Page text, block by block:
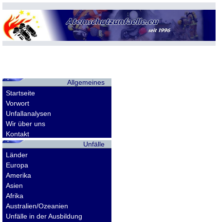
Allgemeines
Startseite
Vorwort
Unfallanalysen
Wir über uns
Kontakt
Unfälle
Länder
Europa
Amerika
Asien
Afrika
Australien/Ozeanien
Unfälle in der Ausbildung